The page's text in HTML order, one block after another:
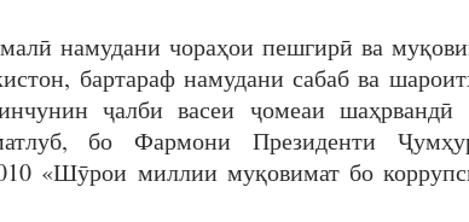
намудани чораҳои пешгирӣ ва
бартараф намудани сабаб ва
ҷалби васеи ҷомеаи шаҳрвандӣ
бо Фармони Президенти
«Шӯрои миллии муқовимат бо